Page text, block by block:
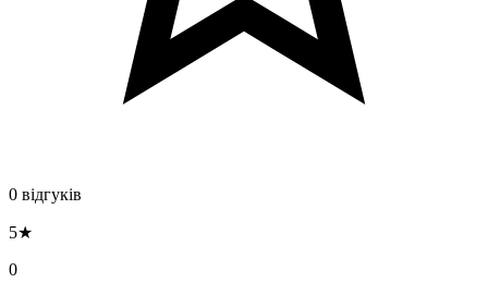
0 відгуків
5★
0